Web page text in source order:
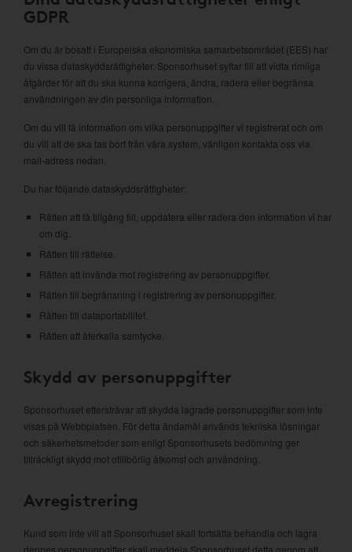
GDPR
Om du är bosatt i Europeiska ekonomiska samarbetsområdet (EES) har
du vissa dataskyddsrättigheter. Sponsorhuset syftar till att vidta rimliga
åtgärder för att du ska kunna korrigera, ändra, radera eller begränsa
användningen av din personliga information.
Om du vill få information om vilka personuppgifter vi registrerat och om
du vill att de ska tas bort från våra system, vänligen kontakta oss via
mail-adress nedan.
Du har följande dataskyddsrättigheter:
Rätten att få tillgång till, uppdatera eller radera den information vi har
om dig.
Rätten till rättelse.
Rätten att invända mot registrering av personuppgifter.
Rätten till begränsning i registrering av personuppgifter.
Rätten till dataportabilitet.
Rätten att återkalla samtycke.
Skydd av personuppgifter
Sponsorhuset eftersträvar att skydda lagrade personuppgifter som inte
visas på Webbplatsen. För detta ändamål används tekniska lösningar
och säkerhetsmetoder som enligt Sponsorhusets bedömning ger
tillräckligt skydd mot otillbörlig åtkomst och användning.
Avregistrering
Kund som inte vill att Sponsorhuset skall fortsätta behandla och lagra
dennes personuppgifter skall meddela Sponsorhuset detta genom att